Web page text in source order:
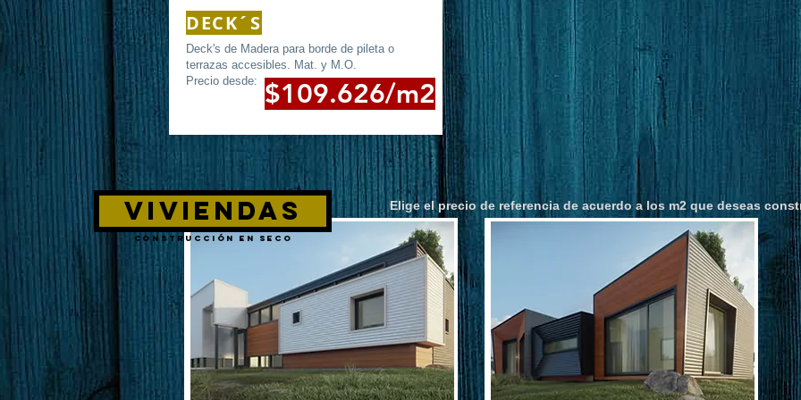
DECK´S
Deck's de Madera para borde de pileta o
terrazas accesibles. Mat. y M.O.
Precio desde:
$109.626/m2
Elige el precio de referencia de acuerdo a los m2 que deseas
VIVIENDAS
CONSTRUCCIÓN EN SECO